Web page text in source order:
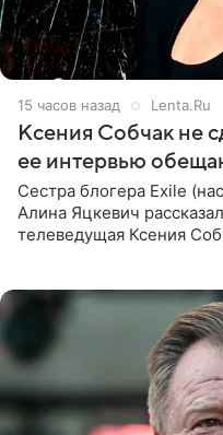
15 часов назад Lenta.Ru
Ксения Собчак не
ее интервью
Сестра блогера Exile
Алина Яцкевич
телеведущая Ксения